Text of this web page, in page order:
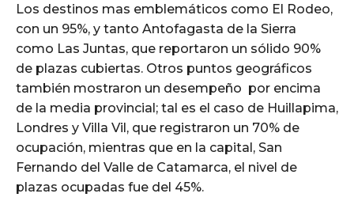
Los destinos mas emblemáticos como El Rodeo,
con un 95%, y tanto Antofagasta de la Sierra
como Las Juntas, que reportaron un sólido 90%
de plazas cubiertas. Otros puntos geográficos
también mostraron un desempeño por encima
de la media provincial; tal es el caso de Huillapima,
Londres y Villa Vil, que registraron un 70% de
ocupación, mientras que en la capital, San
Fernando del Valle de Catamarca, el nivel de
plazas ocupadas fue del 45%.